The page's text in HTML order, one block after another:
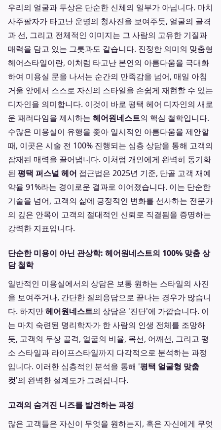
우리의 얼굴과 두상은 단순한 신체의 일부가 아닙니다. 마치
사주팔자가 타고난 운명의 청사진을 보여주듯, 얼굴의 골격
과 선, 그리고 전체적인 이미지는 그 사람의 고유한 기질과
매력을 담고 있는 그릇과도 같습니다. 진정한 의미의 맞춤형
헤어스타일이란, 이처럼 타고난 본연의 아름다움을 극대화
하여 미용실 문을 나서는 순간의 만족감을 넘어, 매일 아침
거울 앞에서 스스로 자신의 스타일을 손쉽게 재현할 수 있는
디자인을 의미합니다. 이것이 바로 평택 헤어 디자인의 새로
운 패러다임을 제시하는 헤어원네스트의 핵심 철학입니다.
수많은 미용실이 유행을 좇아 일시적인 아름다움을 제안할
때, 이곳은 시술 전 100% 진행되는 심층 상담을 통해 고객의
잠재된 매력을 끌어냅니다. 이처럼 개인에게 완벽히 동기화
된 평택 퍼스널 헤어 접근법은 2025년 기준, 단골 고객 재예
약율 91%라는 경이로운 결과로 이어졌습니다. 이는 단순한
기술을 넘어, 고객의 삶에 긍정적인 변화를 선사하는 전문가
의 깊은 안목이 고객의 절대적인 신뢰로 직결됨을 증명하는
강력한 지표입니다.
단순한 미용이 아닌 관상학: 헤어원네스트의 100% 맞춤 상
담 철학
일반적인 미용실에서의 상담은 보통 원하는 스타일의 사진
을 보여주거나, 간단한 질의응답으로 끝나는 경우가 많습니
다. 하지만헤어원네스트의 상담은 '진단'에 가깝습니다. 이
는 마치 숙련된 명리학자가 한 사람의 인생 전체를 조망하
듯, 고객의 두상 골격, 얼굴의 비율, 목선, 어깨선, 그리고 평
소 스타일과 라이프스타일까지 다각적으로 분석하는 과정
입니다. 이러한 심층적인 분석을 통해 '평택 얼굴형 맞춤
컷'의 완벽한 설계도가 그려집니다.
고객의 숨겨진 니즈를 발견하는 과정
많은 고객들은 자신이 무엇을 원하는지, 혹은 자신에게 무엇